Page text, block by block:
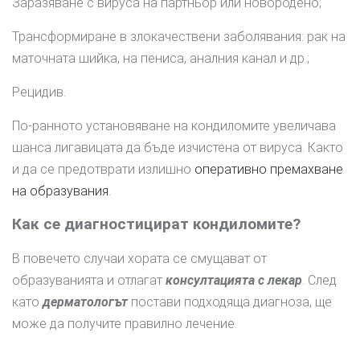
Трансформиране в злокачествени заболявания: рак на
маточната шийка, на пениса, аналния канал и др.;
Рецидив.
По-ранното установяване на кондиломите увеличава
шанса лигавицата да бъде изчистена от вируса. Както
и да се предотврати излишно оперативно премахване
на образувания.
Как се диагностицират кондиломите?
В повечето случаи хората се смущават от
образуванията и отлагат консултацията с лекар. След
катодерматологътпостави подходяща диагноза, ще
може да получите правилно лечение.